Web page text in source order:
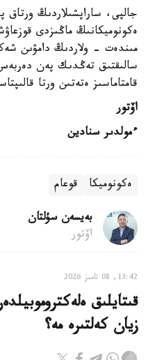
جالپى، ساراپشىلاردىڭ ورتاق
ەكونوميكانىڭ ماڭىزدى
مىندەت - ولاردىڭ دامۋىن
سالىقتىق تەڭدىك پەن
قامتاماسىز ەتەتىن ورتا
اۆتور
ءمولدىر سنادين
ەكونوميكا قوعام
بەيسەن سۇلتان
اۆتور
13:42, 08 تامىز 2026
قىتايلىق
زيان كەلتىرە مە؟